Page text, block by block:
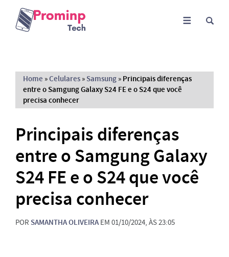
Home »Celulares » Samsung » Principais diferenças
entre o Samgung Galaxy S24 FE e o S24 que você
precisa conhecer
Principais diferenças
entre o Samgung Galaxy
S24 FE e o S24 que você
precisa conhecer
POR SAMANTHA OLIVEIRAEM 01/10/2024, ÀS 23:05